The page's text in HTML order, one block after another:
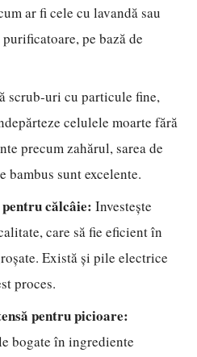
ar fi cele cu lavandă sau
pe bază de
scrub-uri cu particule fine,
celulele moarte fără
precum zahărul, sarea de
bambus sunt excelente.
călcâie: Investește
care să fie eficient în
Există și pile electrice
proces.
pentru picioare:
bogate în ingrediente